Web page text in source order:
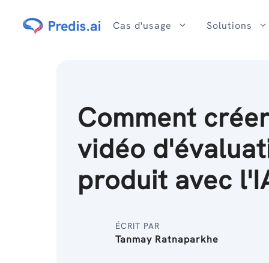
contenu
Cas d'usage Solutions
Comment
vidéo
produit avec
ÉCRIT PAR
Tanmay Ratnaparkhe